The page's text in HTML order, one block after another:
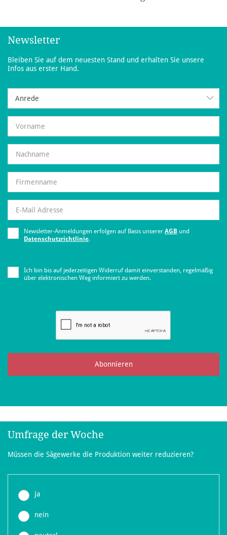
Newsletter
Bleiben Sie auf dem neuesten Stand und erhalten Sie unsere
Infos aus erster Hand.
Anrede
Newsletter-Anmeldungen erfolgen auf Basis unserer AGB und
Datenschutzrichtlinie.
Ich bin bis auf jederzeitigen Widerruf damit einverstanden, regelmäßig
über elektronischen Weg informiert zu werden.
Abonnieren
Umfrage der Woche
Müssen die Sägewerke die Produktion weiter reduzieren?
ja
nein